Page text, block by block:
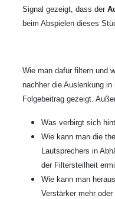
Signal gezeigt, dass der
beim Abspielen dieses
Wie man dafür filtern und
nachher die Auslenkung
Folgebeitrag gezeigt.
Was verbirgt sich
Wie kann man die
Lautsprechers in
der Filtersteilheit
Wie kann man
Verstärker mehr